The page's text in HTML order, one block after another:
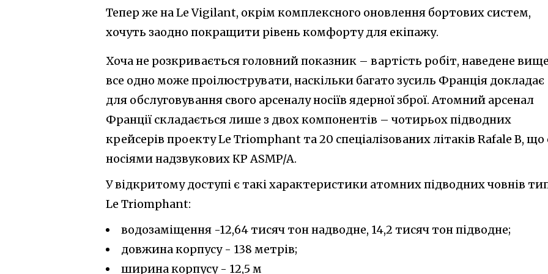
Тепер же на Le Vigilant, окрім комплексного оновлення бортових систем,
хочуть заодно покращити рівень комфорту для екіпажу.
Хоча не розкривається головний показник – вартість робіт, наведене вище
все одно може проілюструвати, наскільки багато зусиль Франція докладає
для обслуговування свого арсеналу носіїв ядерної зброї. Атомний арсенал
Франції складається лише з двох компонентів – чотирьох підводних
крейсерів проекту Le Triomphant та 20 спеціалізованих літаків Rafale B, що
носіями надзвукових КР ASMP/A.
У відкритому доступі є такі характеристики атомних підводних човнів
Le Triomphant:
водозаміщення -12,64 тисяч тон надводне, 14,2 тисяч тон підводне;
довжина корпусу - 138 метрів;
ширина корпусу - 12,5 м